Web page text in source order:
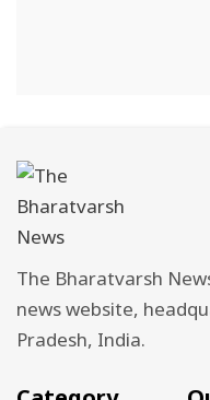
The Bharatvarsh
news website,
Pradesh, India.